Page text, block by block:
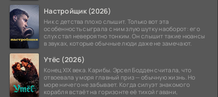
Настройщик (2026)
Ник с детства плохо слышит. Только вот эта
особенность сыграла с ним злую шутку наоборот: его
слух стал невероятно тонким. Он слышит такие нюансы
в звуках, которые обычные люди даже не замечают.
Утёс (2026)
Конец XIX века. Карибы. Эрсел Бодден считала, что
отвоевала у моря главный приз — обычную жизнь. Но
море ничего не забывает. Когда силуэт знакомого
корабля встаёт на горизонте её тихой гавани,